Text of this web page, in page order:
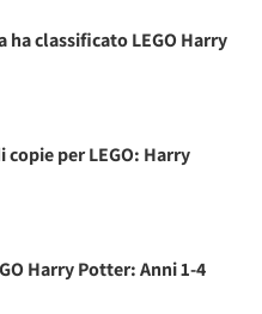
ha classificato LEGO Harry
per LEGO: Harry
Harry Potter: Anni 1-4